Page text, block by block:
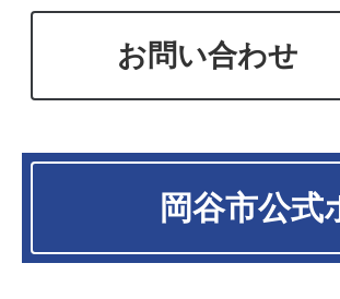
お問い合わせ
岡谷市公式